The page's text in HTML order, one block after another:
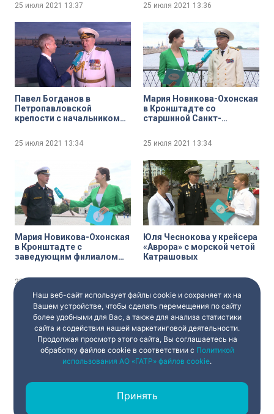
25 июля 2021 13:37 25 июля 2021 13:36
Павел Богданов в
Петропавловской
крепости с начальником
морского училища
Алексеем Масимчуком
25 июля 2021 13:34
Мария Новикова-Охонская
в Кронштадте со
старшиной Санкт-
Собрания Василием
Камлюком
25 июля 2021 13:34
Мария Новикова-Охонская
в Кронштадте с
заведующим филиалом
крепость» Александром
Тарапоном
25 июля 2021
Юля Чеснокова у крейсера
«Аврора» с морской четой
Катрашовых
Центрального военно-
художником-маринистом
Васильевского острова.
Генеральный директор
Наш веб-сайт использует файлы cookie и сохраняет их на
Вашем устройстве, чтобы сделать перемещения по сайту
более удобными для Вас, а также для анализа статистики
сайта и содействия нашей маркетинговой деятельности.
Продолжая просмотр этого сайта, Вы соглашаетесь на
обработку файлов cookie в соответствии с Политикой
использования АО «ГАТР» файлов cookie.
Принять